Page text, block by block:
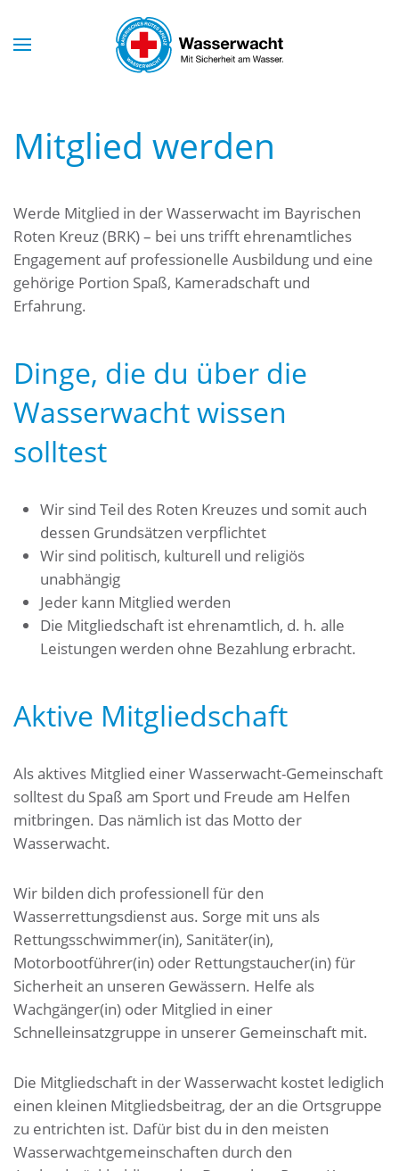
Skip to main content
Mitglied werden
Werde Mitglied in der Wasserwacht im Bayrischen
Roten Kreuz (BRK) – bei uns trifft ehrenamtliches
Engagement auf professionelle Ausbildung und eine
gehörige Portion Spaß, Kameradschaft und
Erfahrung.
Dinge, die du über die
Wasserwacht wissen
solltest
Wir sind Teil des Roten Kreuzes und somit auch
dessen Grundsätzen verpflichtet
Wir sind politisch, kulturell und religiös
unabhängig
Jeder kann Mitglied werden
Die Mitgliedschaft ist ehrenamtlich, d. h. alle
Leistungen werden ohne Bezahlung erbracht.
Aktive Mitgliedschaft
Als aktives Mitglied einer Wasserwacht-Gemeinschaft
solltest du Spaß am Sport und Freude am Helfen
mitbringen. Das nämlich ist das Motto der
Wasserwacht.
Wir bilden dich professionell für den
Wasserrettungsdienst aus. Sorge mit uns als
Rettungsschwimmer(in), Sanitäter(in),
Motorbootführer(in) oder Rettungstaucher(in) für
Sicherheit an unseren Gewässern. Helfe als
Wachgänger(in) oder Mitglied in einer
Schnelleinsatzgruppe in unserer Gemeinschaft mit.
Die Mitgliedschaft in der Wasserwacht kostet lediglich
einen kleinen Mitgliedsbeitrag, der an die Ortsgruppe
zu entrichten ist. Dafür bist du in den meisten
Wasserwachtgemeinschaften durch den